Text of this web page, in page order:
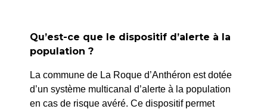
226/26 – ARRÊTÉ PORTANT DÉROGATION
EXCEPTIONNELLE DE CIRCUALTION D’UN CAMION
Qu’est-ce que le dispositif d’alerte à la
population ?
La commune de La Roque d’Anthéron est dotée
d’un système multicanal d’alerte à la population
en cas de risque avéré. Ce dispositif permet